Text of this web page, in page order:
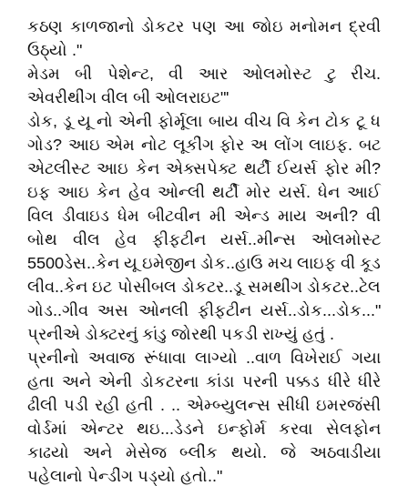
કઠણ કાળજાનો ડોકટર પણ આ જોઇ મનોમન દ્રવી
ઉઠ્યો ."
મેડમ બી પેશેન્ટ, વી આર ઓલમોસ્ટ ટુ રીચ.
એવરીથીંગ વીલ બી ઓલરાઇટ"'
ડોક, ડૂ યૂ નો એની ફોર્મૂલા બાય વીચ વિ કેન ટોક ટૂ ધ
ગોડ? આઇ એમ નોટ લૂકીંગ ફોર અ લોંગ લાઇફ. બટ
એટલીસ્ટ આઇ કેન એક્સપેક્ટ થર્ટી ઈયર્સ ફોર મી?
ઇફ આઇ કેન હેવ ઓન્લી થર્ટી મોર યર્સ. ધેન આઈ
વિલ ડીવાઇડ ધેમ બીટવીન મી એન્ડ માય અની? વી
બોથ વીલ હેવ ફીફટીન યર્સ..મીન્સ ઓલમોસ્ટ
5500ડેસ..કેન યૂ ઇમેજીન ડોક..હાઉ મચ લાઇફ વી કૂડ
લીવ..કેન ઇટ પોસીબલ ડોકટર..ડૂ સમથીંગ ડોકટર..ટેલ
ગોડ..ગીવ અસ ઓનલી ફીફટીન યર્સ..ડોક...ડોક..."
પ્રનીએ ડોક્ટરનું કાંડુ જોરથી પકડી રાખ્યું હતું .
પ્રનીનો અવાજ રૂંધાવા લાગ્યો ..વાળ વિખેરાઈ ગયા
હતા અને એની ડોકટરના કાંડા પરની પક્કડ ધીરે ધીરે
ઢીલી પડી રહી હતી . .. એમ્બ્યુલન્સ સીધી ઇમરજંસી
વોર્ડમાં એન્ટર થઇ...ડેડને ઇન્ફોર્મ કરવા સેલફોન
કાઢયો અને મેસેજ બ્લીંક થયો. જે અઠવાડીયા
પહેલાનો પેન્ડીંગ પડ્યો હતો.."